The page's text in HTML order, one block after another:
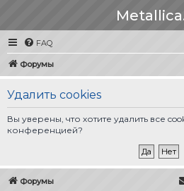
FAQ
Форумы
Удалить cookies
Вы уверены, что хотите удалить все
конференцией?
Форумы